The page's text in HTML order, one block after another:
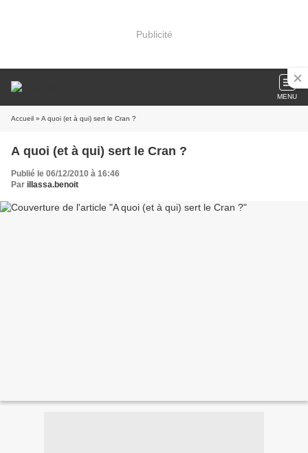
Publicité
MENU
Accueil » A quoi (et à qui) sert le Cran ?
A quoi (et à qui) sert le Cran ?
Publié le 06/12/2010 à 16:46
Par illassa.benoit